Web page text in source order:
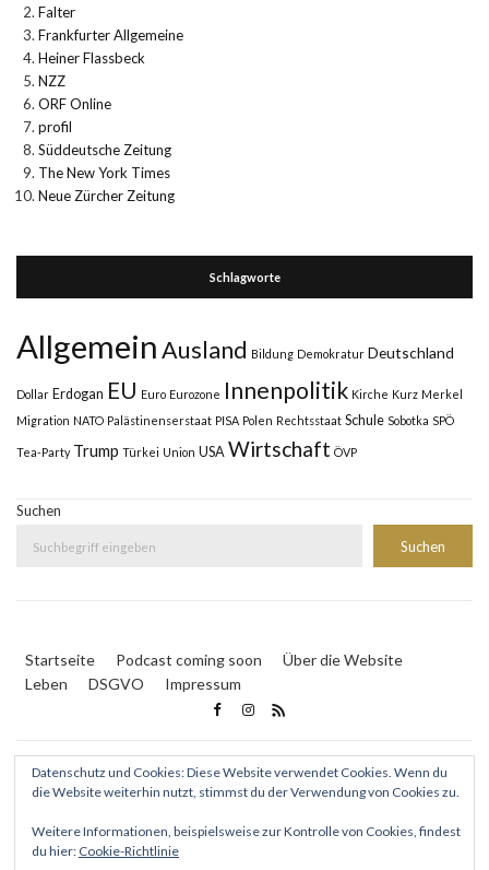
Falter
Frankfurter Allgemeine
Heiner Flassbeck
NZZ
ORF Online
profil
Süddeutsche Zeitung
The New York Times
Neue Zürcher Zeitung
Schlagworte
AllgemeinAusland Bildung Demokratur Deutschland
Dollar Erdogan EU Euro Eurozone Innenpolitik Kirche Kurz Merkel
Migration NATO Palästinenserstaat PISA Polen Rechtsstaat Schule Sobotka SPÖ
Tea-Party Trump Türkei Union USA Wirtschaft ÖVP
Suchen
Suchen
Startseite Podcast coming soon
Über die Website
Leben
DSGVO Impressum
© 2024 www.Lingens.online - Peter Michael Lingens
Datenschutz und Cookies: Diese Website verwendet Cookies. Wenn du
die Website weiterhin nutzt, stimmst du der Verwendung von Cookies zu.
Weitere Informationen, beispielsweise zur Kontrolle von Cookies, findest
du hier: Cookie-Richtlinie